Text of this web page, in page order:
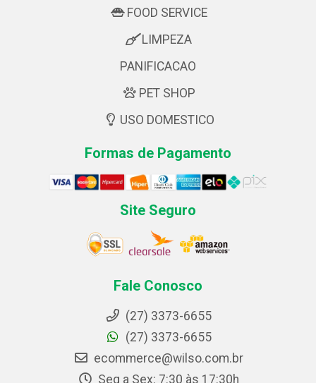
FOOD SERVICE
LIMPEZA
PANIFICACAO
PET SHOP
USO DOMESTICO
Formas de Pagamento
Site Seguro
Fale Conosco
(27) 3373-6655
(27) 3373-6655
ecommerce@wilso.com.br
Seg a Sex: 7:30 às 17:30h